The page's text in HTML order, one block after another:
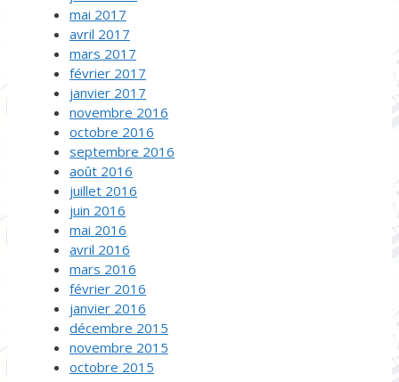
mai 2017
avril 2017
mars 2017
février 2017
janvier 2017
novembre 2016
octobre 2016
septembre 2016
août 2016
juillet 2016
juin 2016
mai 2016
avril 2016
mars 2016
février 2016
janvier 2016
décembre 2015
novembre 2015
octobre 2015